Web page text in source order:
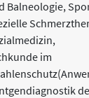
Einzeltherapie
Balneologie,
im